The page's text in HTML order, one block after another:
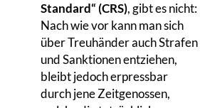
Standard“ (CRS), gibt es nicht:
Nach wie vor kann man sich
über Treuhänder auch Strafen
und Sanktionen entziehen,
bleibt jedoch erpressbar
durch jene Zeitgenossen,